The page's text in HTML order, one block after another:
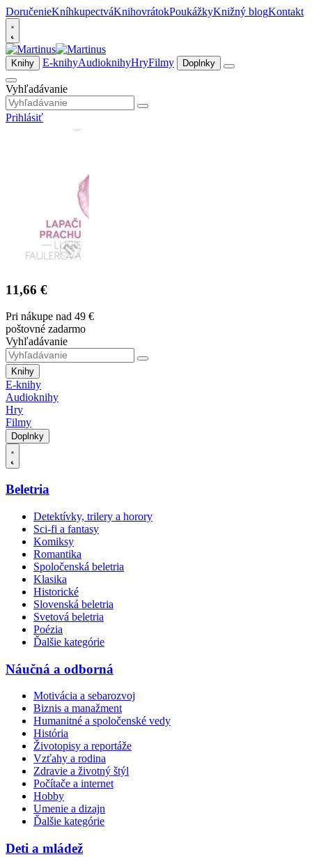
DoručenieKníhkupectváKnihovrátokPoukážkyKnižný blogKontakt
Knihy E-knihyAudioknihyHryFilmy Doplnky
Vyhľadávanie
Prihlásiť
11,66 €
Pri nákupe nad 49 €
poštovné zadarmo
Vyhľadávanie
Knihy
E-knihy
Audioknihy
Hry
Filmy
Doplnky
Beletria
Detektívky, trilery a horory
Sci-fi a fantasy
Komiksy
Romantika
Spoločenská beletria
Klasika
Historické
Slovenská beletria
Svetová beletria
Poézia
Ďalšie kategórie
Náučná a odborná
Motivácia a sebarozvoj
Biznis a manažment
Humanitné a spoločenské vedy
História
Životopisy a reportáže
Vzťahy a rodina
Zdravie a životný štýl
Počítače a internet
Hobby
Umenie a dizajn
Ďalšie kategórie
Deti a mládež